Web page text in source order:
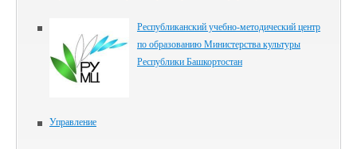
Республиканский учебно-методический центр
по образованию Министерства культуры
Республики Башкортостан
Управление